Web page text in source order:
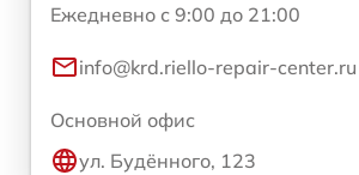
Ежедневно с 9:00 до 21:00
info@krd.riello-repair-center.ru
Основной офис
ул. Будённого, 123